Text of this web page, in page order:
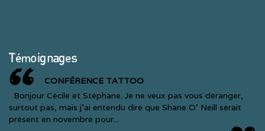
Témoignages
CONFÉRENCE TATTOO
Bonjour Cécile et Stéphane. Je ne veux pas vous déranger,
surtout pas, mais j’ai entendu dire que Shane O’ Neill serait
présent en novembre pour...